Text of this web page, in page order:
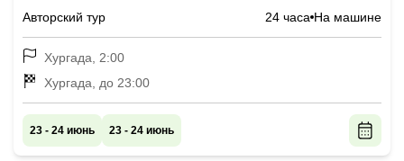
Авторский тур 24 часа На машине
Хургада, 2:00
Хургада, до 23:00
23 - 24 июнь 23 - 24 июнь